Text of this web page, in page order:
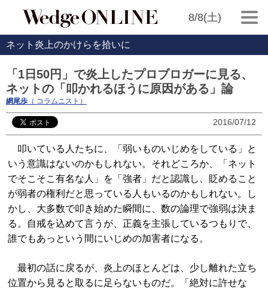
8/8(土)
ネット炎上のかけらを拾いに
「1日50円」で炎上したプロブロガーに見る、
ネットの「叩かれるほうに原因がある」論
網尾歩 （ コラムニスト）
2016/07/12
叩いている人たちに、「弱いものいじめをしている」と
いう意識はないのかもしれない。それどころか、「ネット
でそこそこ有名な人」を「強者」だと認識し、貶めること
が弱者の権利だと思っている人もいるのかもしれない。し
かし、大多数で叩き始めた瞬間に、数の論理で強弱は決ま
る。自戒を込めて言うが、正義を主張しているつもりで、
誰でもあっという間にいじめの加害者になる。
最初の話に戻るが、炎上のほとんどは、少し離れた立ち
位置から見ると取るに足らないものだ。「絶対に許せな